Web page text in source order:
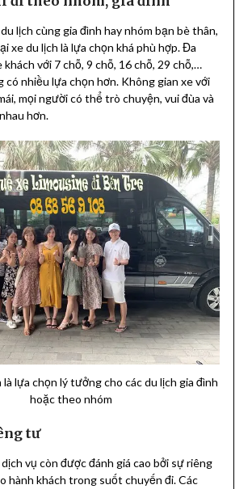
lịch cùng gia đình hay nhóm bạn bè thân,
xe du lịch là lựa chọn khá phù hợp. Đa
khách với 7 chỗ, 9 chỗ, 16 chỗ, 29 chỗ,…
có nhiều lựa chọn hơn. Không gian xe với
mọi người có thể trò chuyện, vui đùa và
hơn.
lựa chọn lý tưởng cho các du lịch gia đình
hoặc theo nhóm
tư
vụ còn được đánh giá cao bởi sự riêng
hành khách trong suốt chuyến đi. Các